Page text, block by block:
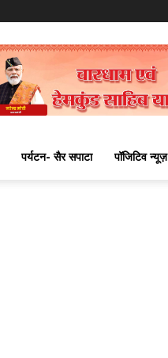
पर्यटन- सैर सपाटा पॉजिटिव न्यूज़